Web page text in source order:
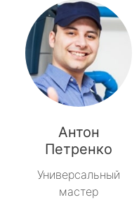
Антон
Петренко
Универсальный
мастер